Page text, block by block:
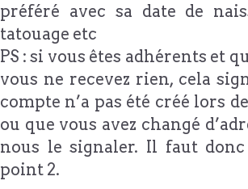
préféré avec sa date de
tatouage etc
PS : si vous êtes adhérents et
vous ne recevez rien, cela
compte n’a pas été créé lors
ou que vous avez changé
nous le signaler. Il faut
point 2.